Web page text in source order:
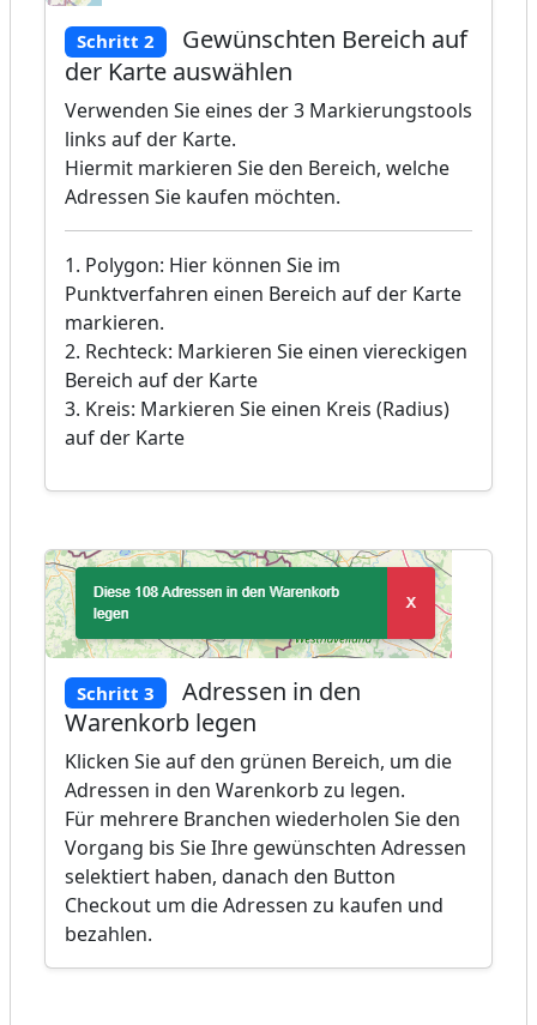
Schritt 2
Gewünschten Bereich auf
der Karte auswählen
Verwenden Sie eines der 3 Markierungstools
links auf der Karte.
Hiermit markieren Sie den Bereich, welche
Adressen Sie kaufen möchten.
1. Polygon: Hier können Sie im
Punktverfahren einen Bereich auf der Karte
markieren.
2. Rechteck: Markieren Sie einen viereckigen
Bereich auf der Karte
3. Kreis: Markieren Sie einen Kreis (Radius)
auf der Karte
Schritt 3
Adressen in den
Warenkorb legen
Klicken Sie auf den grünen Bereich, um die
Adressen in den Warenkorb zu legen.
Für mehrere Branchen wiederholen Sie den
Vorgang bis Sie Ihre gewünschten Adressen
selektiert haben, danach den Button
Checkout um die Adressen zu kaufen und
bezahlen.